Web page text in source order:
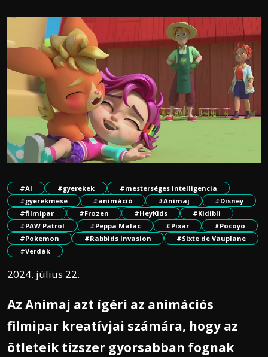
#AI #gyerekek
#mesterséges intelligencia
#gyerekmese
#animáció #Animaj
#Disney
#filmipar
#Frozen #HeyKids
#Kidibli
#PAW Patrol
#Peppa Malac #Pixar
#Pocoyo
#Pokemon
#Rabbids Invasion
#Sixte de Vauplane
#Verdák
2024. július 22.
Az Animaj azt ígéri az animációs
filmipar kreatívjai számára, hogy az
ötleteik tízszer gyorsabban fognak